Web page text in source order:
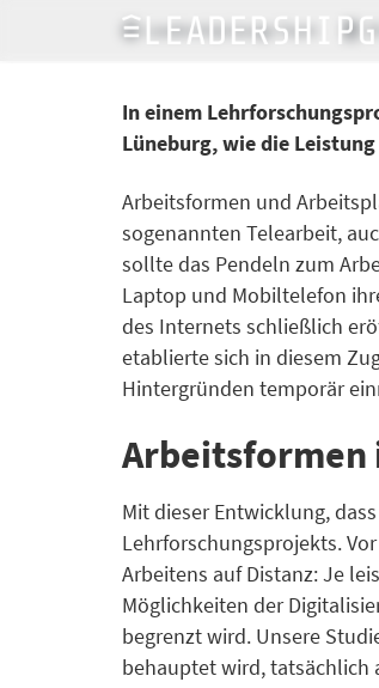
LeadershipGarage Team
In einem
Lüneburg, wie die
Arbeitsformen und
sogenannten Telearbeit,
sollte das Pendeln zum
Laptop und Mobiltelefon
des Internets schließlich
etablierte sich in diesem
Hintergründen temporär
Arbeitsformen
Mit dieser Entwicklung,
Lehrforschungsprojekts.
Arbeitens auf Distanz: Je
Möglichkeiten der
begrenzt wird. Unsere
behauptet wird, tatsächlich